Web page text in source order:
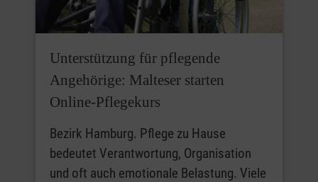
Unterstützung für pflegende
Angehörige: Malteser starten
Online‑Pflegekurs
Bezirk Hamburg. Pflege zu Hause
bedeutet Verantwortung, Organisation
und oft auch emotionale Belastung. Viele